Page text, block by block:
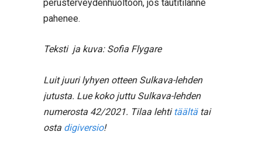
perusterveydenhuoltoon, jos tautitilanne
pahenee.
Teksti ja kuva: Sofia Flygare
Luit juuri lyhyen otteen Sulkava-lehden
jutusta. Lue koko juttu Sulkava-lehden
numerosta 42/2021. Tilaa lehti täältätai
osta digiversio!